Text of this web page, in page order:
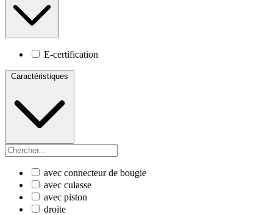
E-certification
Caractéristiques
avec connecteur de bougie
avec culasse
avec piston
droite